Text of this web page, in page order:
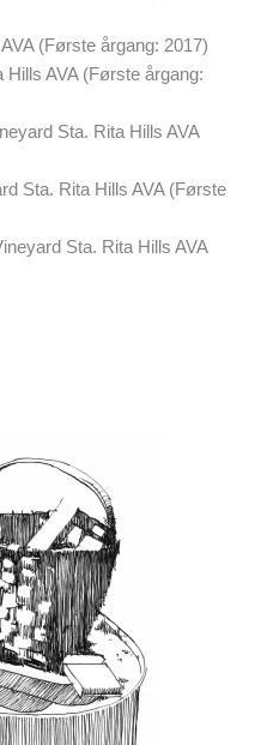
(Første årgang: 2017)
AVA (Første årgang:
Sta. Rita Hills AVA
Sta. Rita Hills AVA (Første
Sta. Rita Hills AVA